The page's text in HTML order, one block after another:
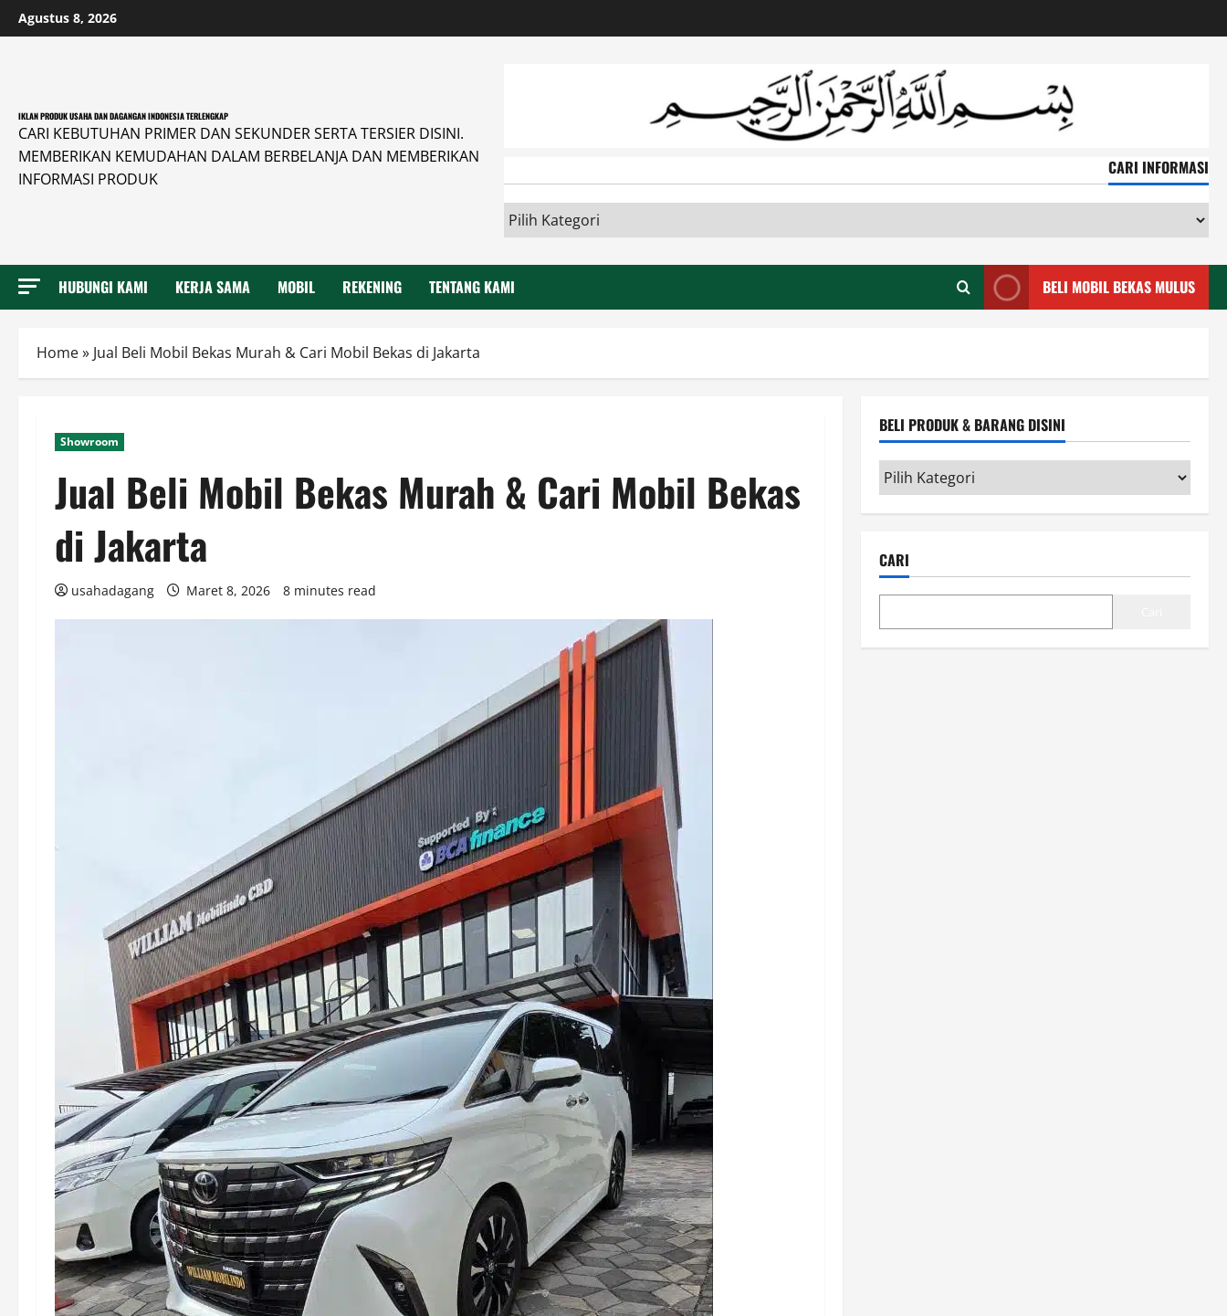
Skip
to
Agustus 8, 2026
IKLAN PRODUK USAHA DAN DAGANGAN INDONESIA TERLENGKAP
CARI KEBUTUHAN PRIMER DAN SEKUNDER SERTA TERSIER DISINI.
MEMBERIKAN KEMUDAHAN DALAM BERBELANJA DAN MEMBERIKAN
INFORMASI PRODUK
CARI INFORMASI
HUBUNGI KAMI KERJA SAMA MOBIL REKENING TENTANG KAMI BELI MOBIL BEKAS MULUS
Home» Jual Beli Mobil Bekas Murah & Cari Mobil Bekas di Jakarta
Showroom
Jual Beli Mobil Bekas Murah & Cari Mobil Bekas
di Jakarta
usahadagang Maret 8, 2026 8 minutes read
BELI PRODUK & BARANG DISINI
Beli
Produk
&
disini
CARI